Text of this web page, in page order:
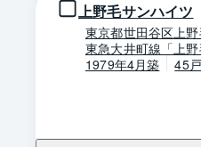
上野毛サンハイツ
東京都世田谷区上
東急大井町線「上
1979年4月築
45戸